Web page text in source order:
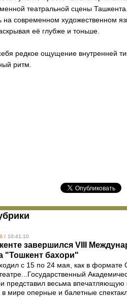
театральной сцены
современном художественном
её глубже и тоньше.
редкое ощущение внутренней
ритм.
/ 10:41:10
завершился VIII
"Тошкент бахори"
с 15 по 24 мая, как в формате
представил весьма
мире оперные и балетные